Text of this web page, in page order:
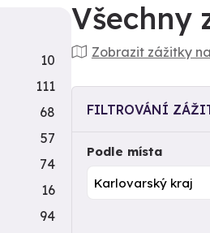
Všechny
Zobrazit zážitky
FILTROVÁNÍ
Podle místa
10
111
68
57
74
16
94